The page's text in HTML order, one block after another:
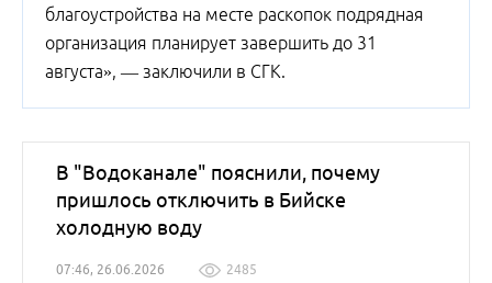
благоустройства на месте раскопок подрядная
организация планирует завершить до 31
августа», — заключили в СГК.
В "Водоканале" пояснили, почему
пришлось отключить в Бийске
холодную воду
07:46, 26.06.2026 2485